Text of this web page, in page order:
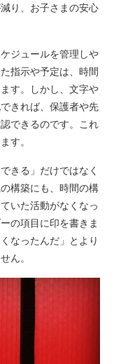
り、お子さまの安心
ジュールを管理しや
指示や予定は、時間
す。しかし、文字や
きれば、保護者や先
できるのです。これ
す。
きる」だけではなく
構築にも、時間の構
いた活動がなくなっ
の項目に印を書きま
なったんだ」とより
ん。